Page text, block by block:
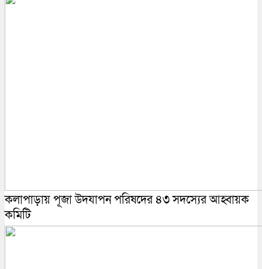
কলাপাড়ায় পূজা উদযাপন পরিষদের ৪৩ সদস্যের আহ্বায়ক
কমিটি